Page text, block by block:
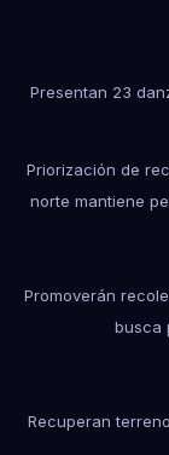
Presentan 23
Priorización de
norte mantiene
Promoverán
busca
Recuperan